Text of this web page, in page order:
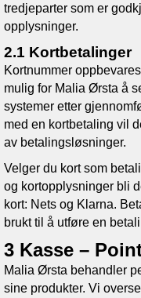
tredjeparter som er
opplysninger.
2.1 Kortbetalinger
Kortnummer
mulig for Malia Ørsta å
systemer etter
med en kortbetaling vil
av betalingsløsninger.
Velger du kort som
og kortopplysninger bli
kort: Nets og Klarna.
brukt til å utføre en
3 Kasse –
Malia Ørsta behandler
sine produkter. Vi